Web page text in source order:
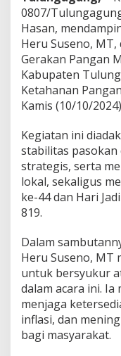
0807/
Hasan,
Heru Suseno,
Gerakan Pangan
Kabupaten
Ketahanan
Kamis (10/10/
Kegiatan ini
stabilitas
strategis, serta
lokal, sekaligus
ke-44 dan Hari
819.
Dalam
Heru Suseno, MT
untuk bersyukur
dalam acara ini.
menjaga
inflasi, dan
bagi masyarakat.